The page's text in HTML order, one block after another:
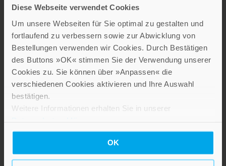
Diese Webseite verwendet Cookies
Um unsere Webseiten für Sie optimal zu gestalten und
fortlaufend zu verbessern sowie zur Abwicklung von
Bestellungen verwenden wir Cookies. Durch Bestätigen
des Buttons »OK« stimmen Sie der Verwendung unserer
Cookies zu. Sie können über »Anpassen« die
verschiedenen Cookies aktivieren und Ihre Auswahl
bestätigen.
Weitere Informationen erhalten Sie in unserer
OK
LEBE GUT MAGAZIN
NEWSLETTER
Die Verlage der Verlagsgruppe Patmos